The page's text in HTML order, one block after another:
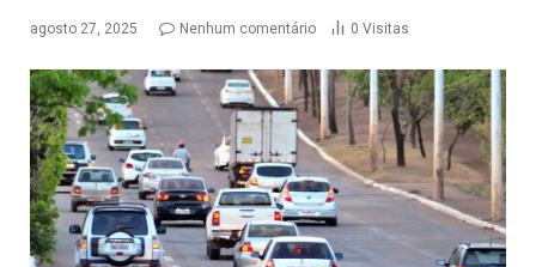
agosto 27, 2025 Nenhum comentário 0 Visitas